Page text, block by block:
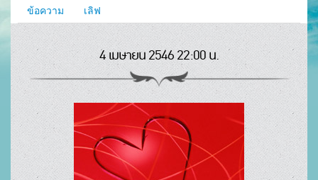
หน้าส่วนตัว
ข้อความ
เลิฟ
4 เมษายน 2546 22:00 น.